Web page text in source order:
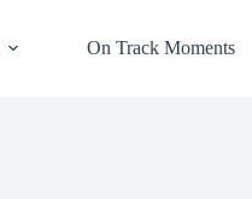
On Track Moments